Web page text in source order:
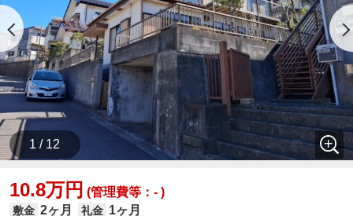
1 / 12
10.8万円 (管理費等：- )
敷金 2ヶ月 礼金 1ヶ月